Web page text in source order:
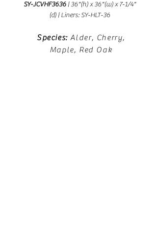
SY-JCVHF3636 | 36"(h) x 36"(w) x 7-1/4"
(d) | Liners: SY-HLT-36
Species:Alder, Cherry,
Maple, Red Oak